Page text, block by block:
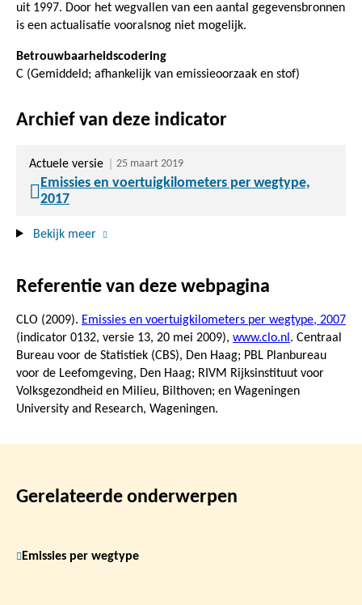
uit 1997. Door het wegvallen van een aantal gegevensbronnen
is een actualisatie vooralsnog niet mogelijk.
Betrouwbaarheidscodering
C (Gemiddeld; afhankelijk van emissieoorzaak en stof)
Archief van deze indicator
Actuele versie 25 maart 2019
Emissies en voertuigkilometers per wegtype,
2017
Bekijk meer
Referentie van deze webpagina
CLO (2009). Emissies en voertuigkilometers per wegtype, 2007
(indicator 0132, versie 13, 20 mei 2009), www.clo.nl . Centraal
Bureau voor de Statistiek (CBS), Den Haag; PBL Planbureau
voor de Leefomgeving, Den Haag; RIVM Rijksinstituut voor
Volksgezondheid en Milieu, Bilthoven; en Wageningen
University and Research, Wageningen.
Gerelateerde onderwerpen
Emissies per wegtype